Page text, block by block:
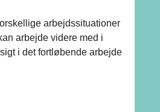
arbejdssituationer
arbejde videre med i
i det fortløbende arbejde